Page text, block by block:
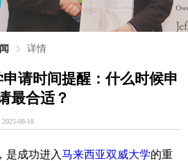
详情
请时间提醒：什么时候申
最合适？
08-18
成功进入马来西亚双威大学的重